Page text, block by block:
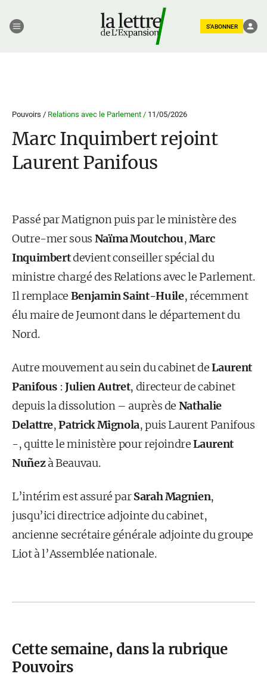
S'ABONNER
Pouvoirs / Relations avec le Parlement / 11/05/2026
Marc Inquimbert rejoint
Laurent Panifous
Passé par Matignon puis par le ministère des
Outre-mer sous Naïma Moutchou,Marc
Inquimbertdevient conseiller spécial du
ministre chargé des Relations avec le Parlement.
Il remplace Benjamin Saint-Huile, récemment
élu maire de Jeumont dans le département du
Nord.
Autre mouvement au sein du cabinet deLaurent
Panifous :Julien Autret, directeur de cabinet
depuis la dissolution – auprès de Nathalie
Delattre,Patrick Mignola, puis Laurent Panifous
-, quitte le ministère pour rejoindreLaurent
Nuñezà Beauvau.
L’intérim est assuré parSarah Magnien,
jusqu’ici directrice adjointe du cabinet,
ancienne secrétaire générale adjointe du groupe
Liot à l’Assemblée nationale.
Cette semaine, dans la rubrique
Pouvoirs